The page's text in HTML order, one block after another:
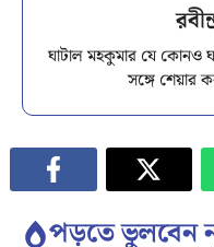
ঘাটাল মহকুমার যে কোনও
সঙ্গে
পড়তে ভুলবেন